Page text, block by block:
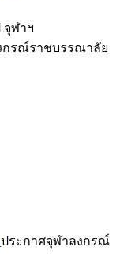
จุฬาฯ
กรณ์ราชบรรณาลัย
ประกาศจุฬาลงกรณ์